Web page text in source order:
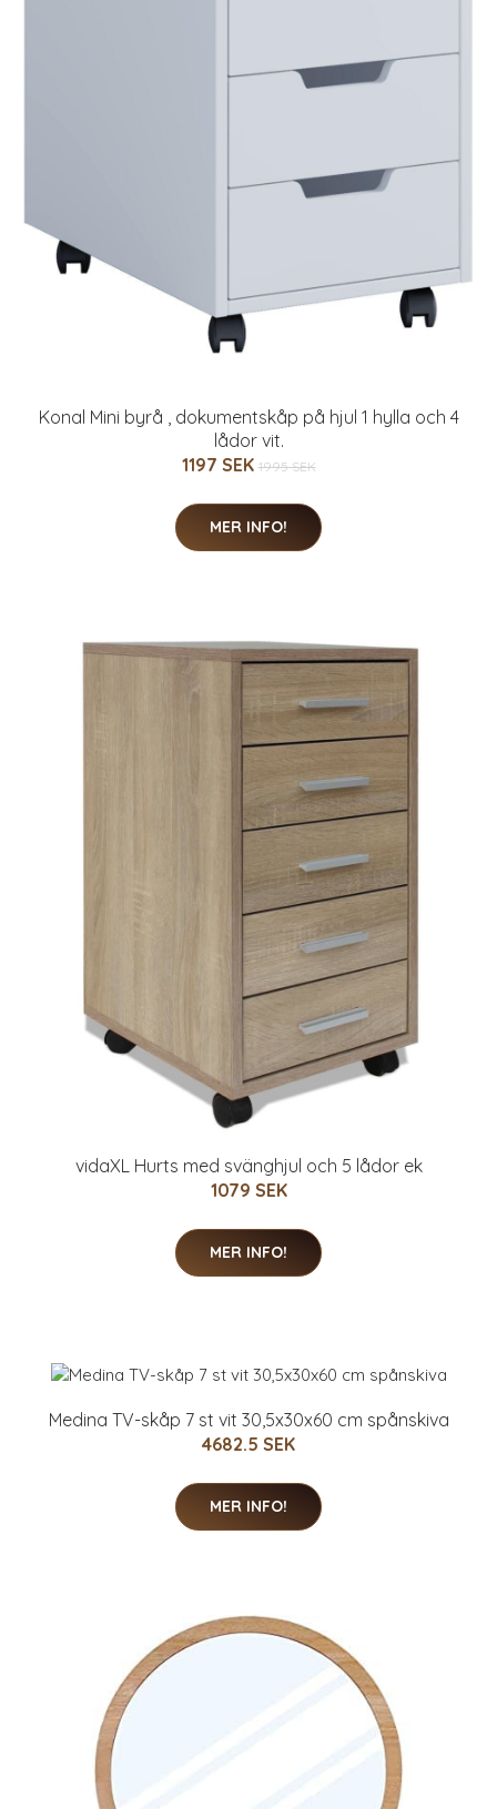
Konal Mini byrå , dokumentskåp på hjul 1 hylla och 4
lådor vit.
1197 SEK 1995 SEK
MER INFO!
vidaXL Hurts med svänghjul och 5 lådor ek
1079 SEK
MER INFO!
Medina TV-skåp 7 st vit 30,5x30x60 cm spånskiva
4682.5 SEK
MER INFO!